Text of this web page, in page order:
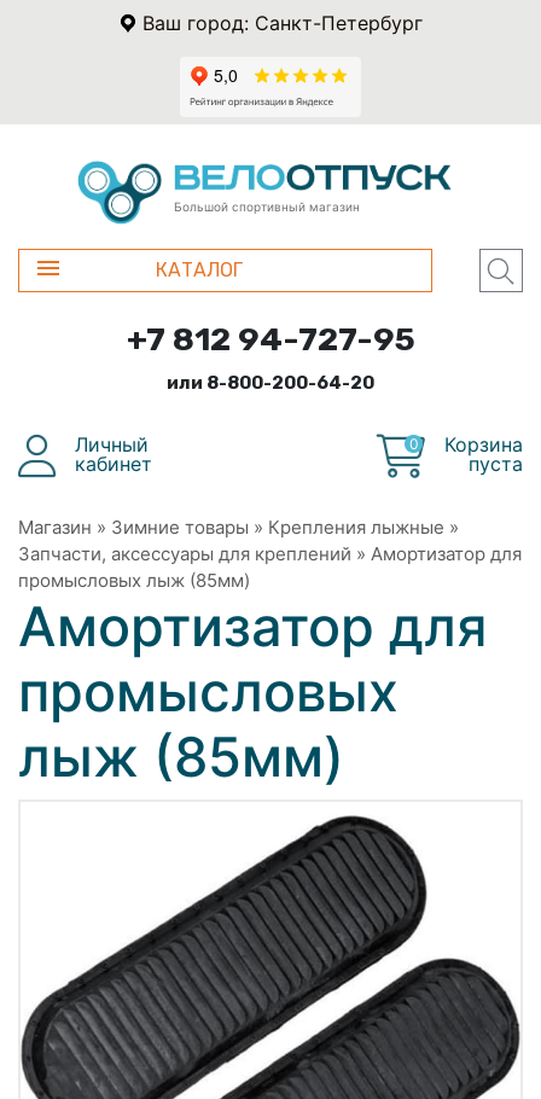
Ваш город: Санкт-Петербург
Большой спортивный магазин
КАТАЛОГ
+7 812 94-727-95
или 8-800-200-64-20
Личный
кабинет
0
Корзина
пуста
Магазин » Зимние товары » Крепления лыжные »
Запчасти, аксессуары для креплений » Амортизатор для
промысловых лыж (85мм)
Амортизатор для
промысловых
лыж (85мм)